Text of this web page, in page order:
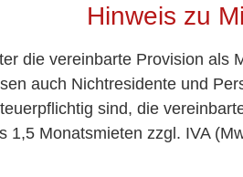
Hinweis zu
die vereinbarte Provision
auch Nichtresidente und
sind, die
1,5 Monatsmieten zzgl. IVA